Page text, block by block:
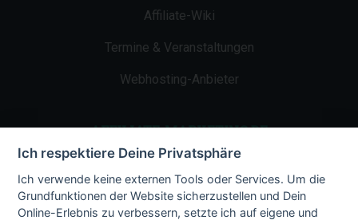
Affiliate-Wiki
Termine & Veranstaltungen
Webhosting-Anbieter
AFFILIATE-MARKETING.DE
Impressum
Kontakt
Ich respektiere Deine Privatsphäre
Ich verwende keine externen Tools oder Services. Um die
Grundfunktionen der Website sicherzustellen und Dein
Online-Erlebnis zu verbessern, setzte ich auf eigene und